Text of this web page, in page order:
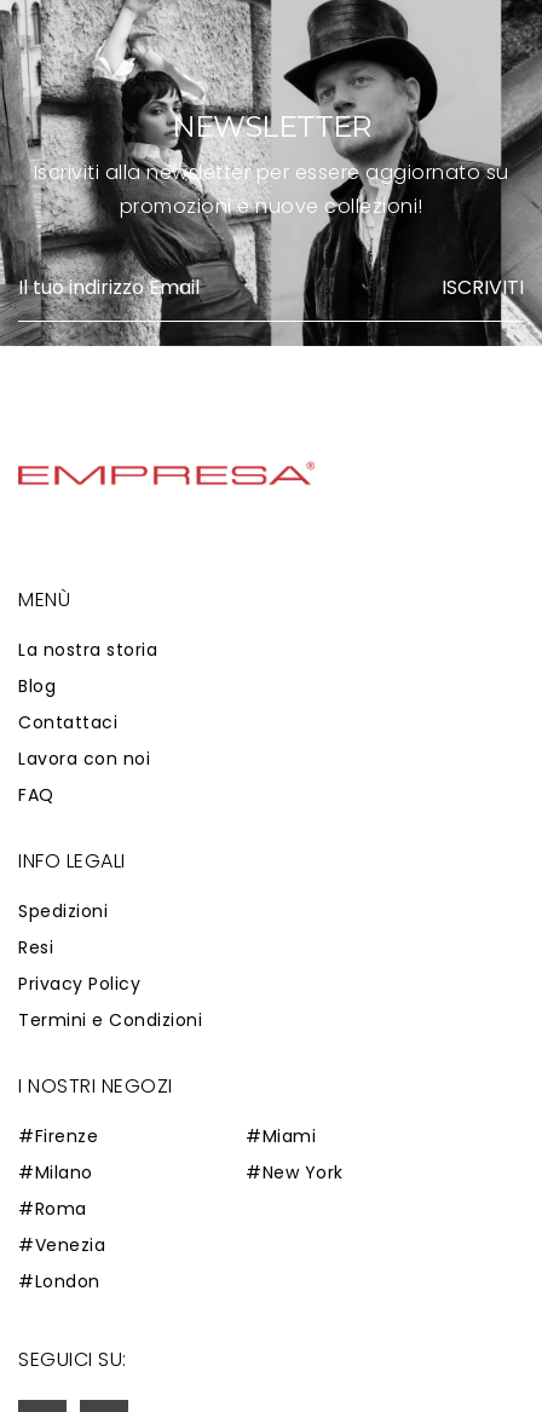
NEWSLETTER
Iscriviti alla newsletter per essere aggiornato su
promozioni e nuove collezioni!
ISCRIVITI
MENÙ
La nostra storia
Blog
Contattaci
Lavora con noi
FAQ
INFO LEGALI
Spedizioni
Resi
Privacy Policy
Termini e Condizioni
I NOSTRI NEGOZI
#Firenze
#Milano
#Roma
#Venezia
#London
#Miami
#New York
SEGUICI SU: